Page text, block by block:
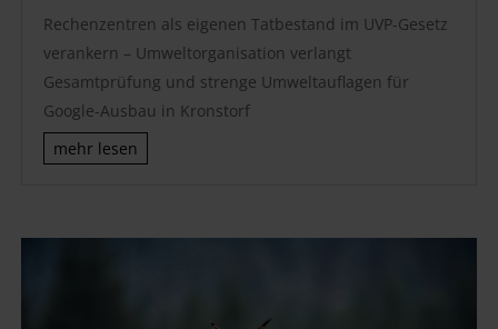
Rechenzentren als eigenen Tatbestand im UVP-Gesetz
verankern – Umweltorganisation verlangt
Gesamtprüfung und strenge Umweltauflagen für
Google-Ausbau in Kronstorf
mehr lesen